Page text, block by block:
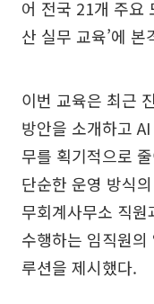
어 전국 21개 주요
산 실무 교육’에
이번 교육은 최근
방안을 소개하고
무를 획기적으로
단순한 운영 방식
무회계사무소 직
수행하는 임직원
루션을 제시했다.